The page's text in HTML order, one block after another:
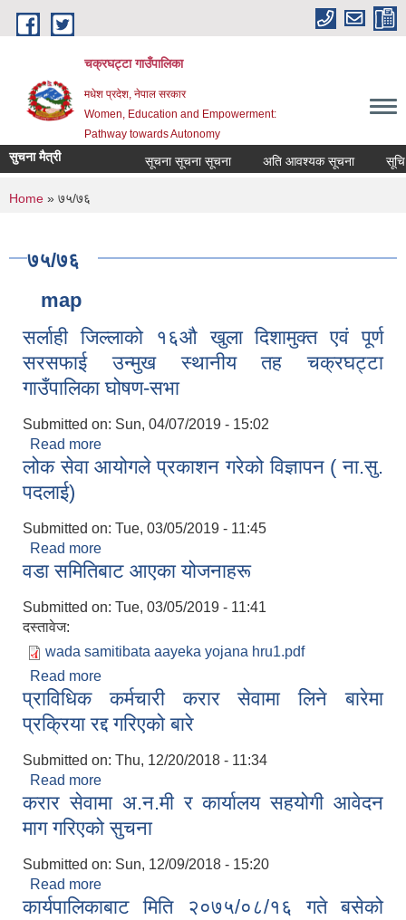
Skip to main content
चक्रघट्टा गाउँपालिका
मधेश प्रदेश, नेपाल सरकार
Women, Education and Empowerment:
Pathway towards Autonomy
सुचना मैत्री सूचना सूचना सूचना अति आवश्यक सूचना सूचि
You are here
Home » ७५/७६
७५/७६
map
सर्लाही जिल्लाको १६औ खुला दिशामुक्त एवं पूर्ण
सरसफाई उन्मुख स्थानीय तह चक्रघट्टा
गाउँपालिका घोषण-सभा
Submitted on: Sun, 04/07/2019 - 15:02
Read more
सरसफाई उन्मुख स्थानीय तह चक्रघट्टा गाउँपालिका घोषण-
लोक सेवा आयोगले प्रकाशन गरेको विज्ञापन ( ना.सु.
पदलाई)
Submitted on: Tue, 03/05/2019 - 11:45
Read more
पदलाई)
वडा समितिबाट आएका योजनाहरू
Submitted on: Tue, 03/05/2019 - 11:41
दस्तावेज:
wada samitibata aayeka yojana hru1.pdf
Read more
प्राविधिक कर्मचारी करार सेवामा लिने बारेमा
प्रक्रिया रद्द गरिएको बारे
Submitted on: Thu, 12/20/2018 - 11:34
Read more
प्रक्रिया रद्द गरिएको बारे
करार सेवामा अ.न.मी र कार्यालय सहयोगी आवेदन
माग गरिएको सुचना
Submitted on: Sun, 12/09/2018 - 15:20
Read more
गरिएको सुचना
कार्यपालिकाबाट मिति २०७५/०८/१६ गते बसेको